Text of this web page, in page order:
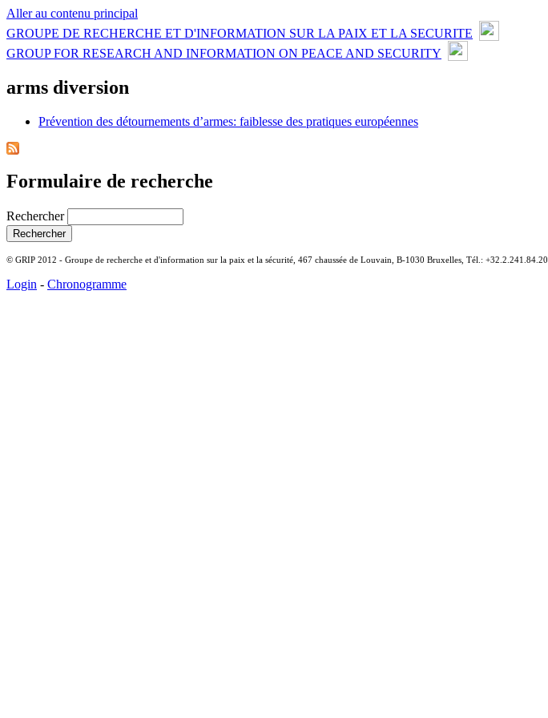
Aller au contenu principal
GROUPE DE RECHERCHE ET D'INFORMATION SUR LA PAIX ET LA SECURITE
GROUP FOR RESEARCH AND INFORMATION ON PEACE AND SECURITY
arms diversion
Prévention des détournements d’armes: faiblesse des pratiques européennes
Formulaire de recherche
Rechercher
© GRIP 2012 - Groupe de recherche et d'information sur la paix et la sécurité, 467 chaussée de Louvain, B-1030 Bruxelles, Tél.: +32.2.241.84.20
Login - Chronogramme